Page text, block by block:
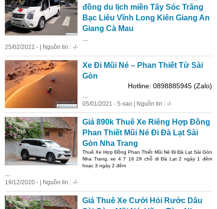
đồng du lịch miền Tây Sóc Trăng
Bạc Liêu Vĩnh Long Kiên Giang An
Giang Cà Mau
25/02/2021 - | Nguồn tin : -/-
Xe Đi Mũi Né – Phan Thiết Từ Sài
Gòn
Hotline: 0898885945 (Zalo)
05/01/2021 - 5-sao | Nguồn tin : -/-
Giá 890k Thuê Xe Riêng Hợp Đồng
Phan Thiết Mũi Né Đi Đà Lạt Sài
Gòn Nha Trang
Thuê Xe Hợp Đồng Phan Thiết Mũi Né Đi Đà Lạt Sài Gòn
Nha Trang, xe 4 7 16 29 chỗ đi Đà Lạt 2 ngày 1 đêm
hoạc 3 ngày 2 đêm
19/12/2020 - | Nguồn tin : -/-
Giá Thuê Xe Cưới Hỏi Rước Dâu